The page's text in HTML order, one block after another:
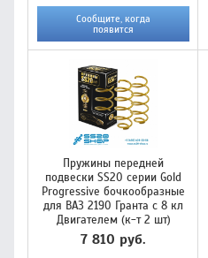
Сообщите, когда
появится
Пружины передней
подвески SS20 серии Gold
Progressive бочкообразные
для ВАЗ 2190 Гранта с 8 кл
Двигателем (к-т 2 шт)
7 810 руб.